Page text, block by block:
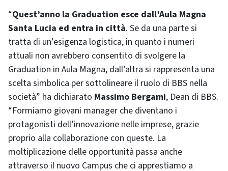
“Quest’anno la Graduation esce dall’Aula Magna
Santa Lucia ed entra in città. Se da una parte si
tratta di un’esigenza logistica, in quanto i numeri
attuali non avrebbero consentito di svolgere la
Graduation in Aula Magna, dall’altra si rappresenta una
scelta simbolica per sottolineare il ruolo di BBS nella
società” ha dichiarato Massimo Bergami, Dean di BBS.
“Formiamo giovani manager che diventano i
protagonisti dell’innovazione nelle imprese, grazie
proprio alla collaborazione con queste. La
moltiplicazione delle opportunità passa anche
attraverso il nuovo Campus che ci apprestiamo a